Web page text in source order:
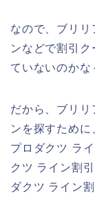
なので、ブリリ
ンなどで割引
ていないのかな
だから、ブリリ
ンを探すため
プロダクツ ラ
クツ ライン割
ダクツ ライン